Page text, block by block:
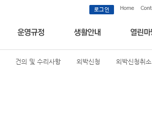
건의 및 수리사항 외박신청 외박신청취소